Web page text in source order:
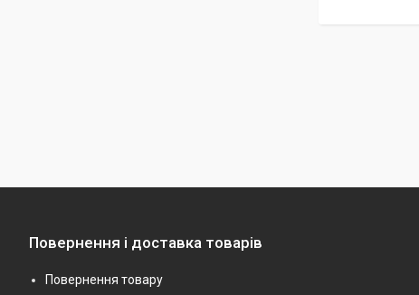
Повернення і доставка товарів
Повернення товару